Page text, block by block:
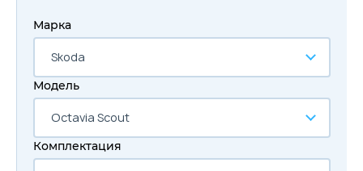
Марка
Skoda
Модель
Octavia Scout
Комплектация